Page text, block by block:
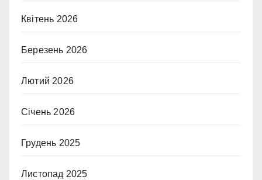
Квітень 2026
Березень 2026
Лютий 2026
Січень 2026
Грудень 2025
Листопад 2025